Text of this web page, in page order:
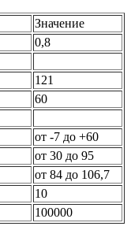
Значение
0,8
121
60
от -7 до +60
от 30 до 95
от 84 до 106,7
10
100000